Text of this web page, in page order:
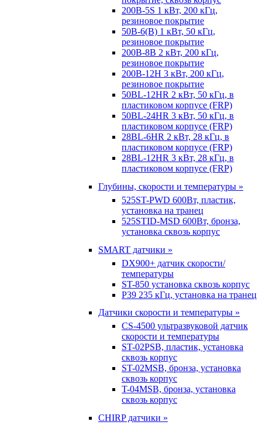
200B-5S 1 кВт, 200 кГц,
резиновое покрытие
50B-6(B) 1 кВт, 50 кГц,
резиновое покрытие
200B-8B 2 кВт, 200 кГц,
резиновое покрытие
200B-12H 3 кВт, 200 кГц,
резиновое покрытие
50BL-12HR 2 кВт, 50 кГц, в
пластиковом корпусе (FRP)
50BL-24HR 3 кВт, 50 кГц, в
пластиковом корпусе (FRP)
28BL-6HR 2 кВт, 28 кГц, в
пластиковом корпусе (FRP)
28BL-12HR 3 кВт, 28 кГц, в
пластиковом корпусе (FRP)
Глубины, скорости и температуры »
525ST-PWD 600Вт, пластик,
установка на транец
525STID-MSD 600Вт, бронза,
установка сквозь корпус
SMART датчики »
DX900+ датчик скорости/
температуры
ST-850 установка сквозь корпус
P39 235 кГц, установка на транец
Датчики скорости и температуры »
CS-4500 ультразвуковой датчик
скорости и температуры
ST-02PSB, пластик, установка
сквозь корпус
ST-02MSB, бронза, установка
сквозь корпус
T-04MSB, бронза, установка
сквозь корпус
CHIRP датчики »